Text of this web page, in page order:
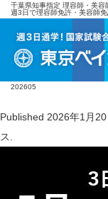
千葉県知事指定 理容師・美
週3日で理容師免許・美容師
202605
Published 2026年1月20
ス